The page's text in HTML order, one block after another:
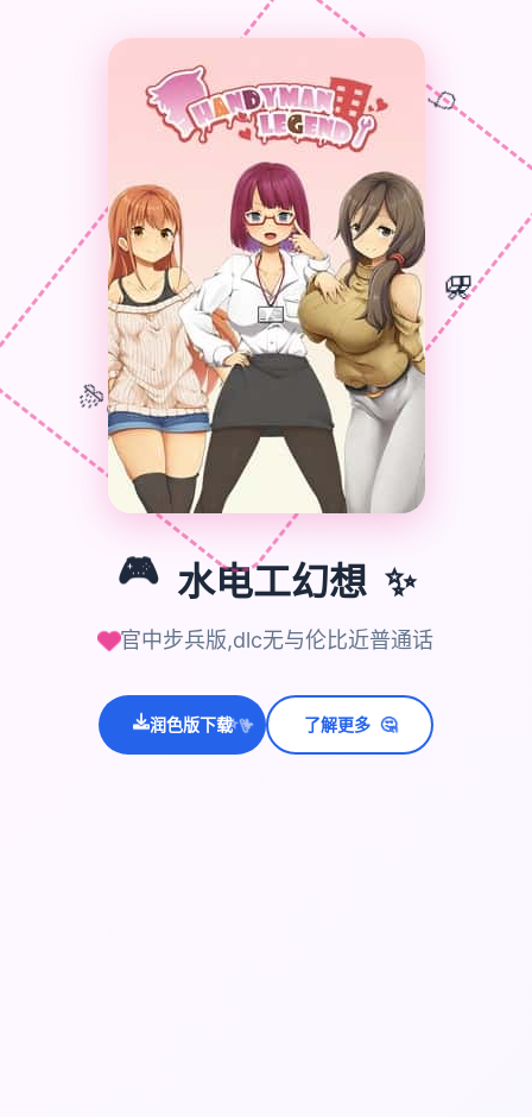
🎮
🎮 水电工幻想 ✨
官中步兵版,dlc无与伦比近普通话
润色版下载
✨⭐💫 了解更多 🤔
🎈
🎊
🎁